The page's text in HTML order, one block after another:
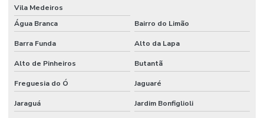
SEGURANÇA
PARA
MULTINACIONAIS
EM SP
PARTICULAR
ARMADO
PATRIMONIAL
Vila Medeiros
Água Branca
Bairro do Limão
Barra Funda Alto da Lapa
Alto de Pinheiros Butantã
Freguesia do Ó Jaguaré
Jaraguá Jardim Bonfiglioli